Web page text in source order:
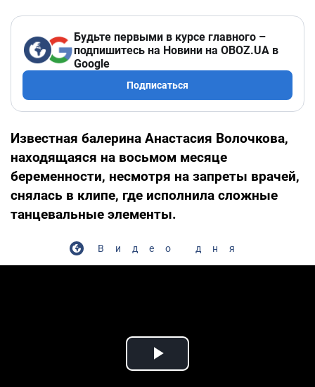
Будьте первыми в курсе главного –
подпишитесь на Новини на OBOZ.UA в
Google
Подписаться
Известная балерина Анастасия Волочкова,
находящаяся на восьмом месяце
беременности, несмотря на запреты врачей,
снялась в клипе, где исполнила сложные
танцевальные элементы.
Видео дня
Play Video